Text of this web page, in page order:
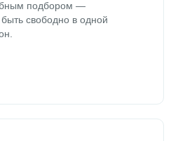
подбором —
свободно в одной